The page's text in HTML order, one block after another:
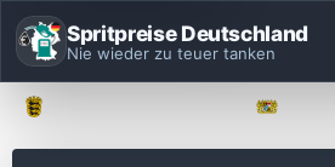
Spritpreise Deutschland
Nie wieder zu teuer tanken